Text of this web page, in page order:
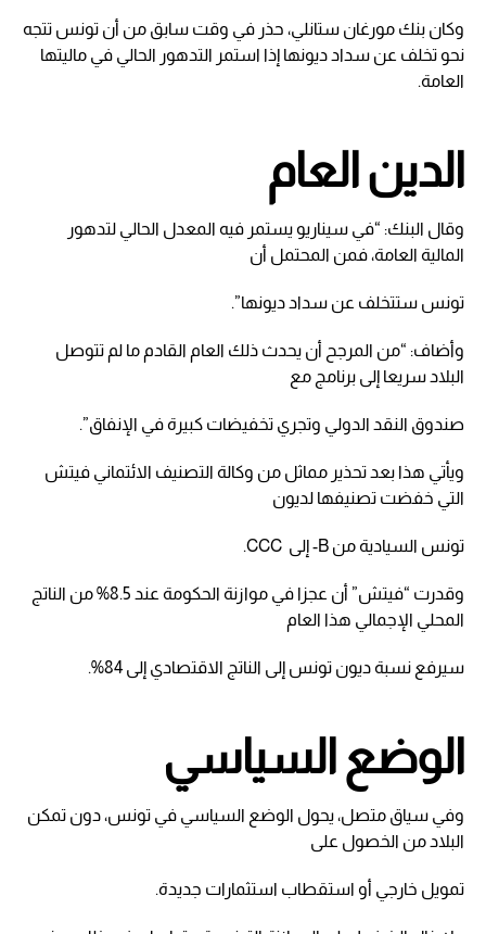
وكان بنك مورغان ستانلي، حذر في وقت سابق من أن تونس تتجه
نحو تخلف عن سداد ديونها إذا استمر التدهور الحالي في ماليتها
العامة.
الدين العام
وقال البنك: “في سيناريو يستمر فيه المعدل الحالي لتدهور
المالية العامة، فمن المحتمل أن
تونس ستتخلف عن سداد ديونها”.
وأضاف: “من المرجح أن يحدث ذلك العام القادم ما لم تتوصل
البلاد سريعا إلى برنامج مع
صندوق النقد الدولي وتجري تخفيضات كبيرة في الإنفاق”.
ويأتي هذا بعد تحذير مماثل من وكالة التصنيف الائتماني فيتش
التي خفضت تصنيفها لديون
تونس السيادية من B- إلى CCC.
وقدرت “فيتش” أن عجزا في موازنة الحكومة عند 8.5% من الناتج
المحلي الإجمالي هذا العام
سيرفع نسبة ديون تونس إلى الناتج الاقتصادي إلى 84%.
الوضع السياسي
وفي سياق متصل، يحول الوضع السياسي في تونس، دون تمكن
البلاد من الخصول على
تمويل خارجي أو استقطاب استثمارات جديدة.